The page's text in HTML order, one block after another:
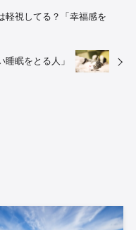
軽視してる？「幸福感を
眠をとる人」